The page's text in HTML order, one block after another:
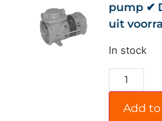
pump ✔
uit
In stock
Add